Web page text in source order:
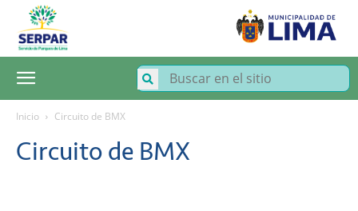
SERPAR
Servicio
de
Parques
Inicio Circuito de BMX
Circuito de BMX